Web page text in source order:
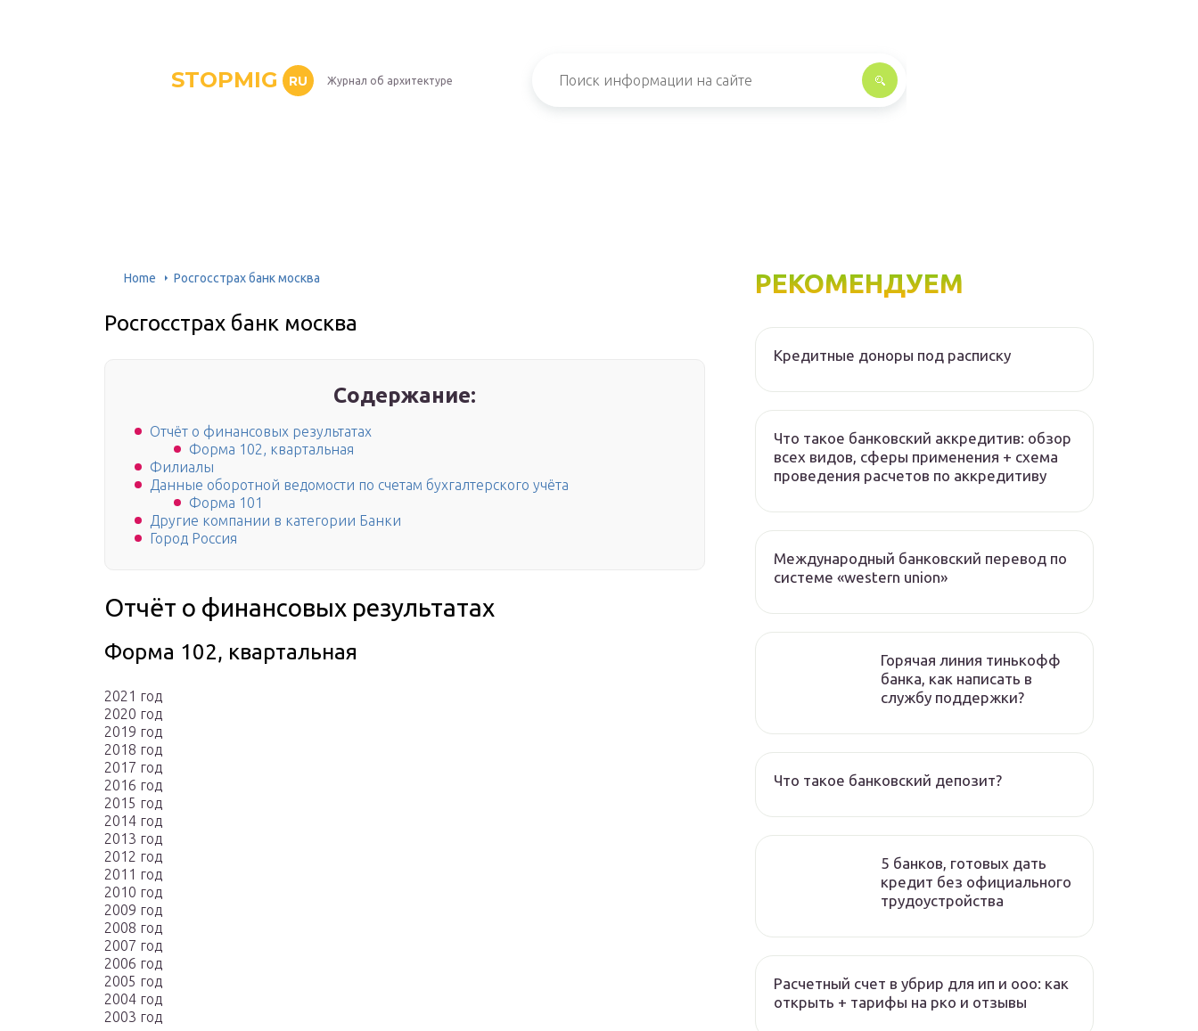
STOPMIG RU Журнал об архитектуре
Home Росгосстрах банк москва
Росгосстрах банк москва
Содержание:
Отчёт о финансовых результатах
Форма 102, квартальная
Филиалы
Данные оборотной ведомости по счетам бухгалтерского учёта
Форма 101
Другие компании в категории Банки
Город Россия
Отчёт о финансовых результатах
Форма 102, квартальная
2021 год
2020 год
2019 год
2018 год
2017 год
2016 год
2015 год
2014 год
2013 год
2012 год
2011 год
2010 год
2009 год
2008 год
2007 год
2006 год
2005 год
2004 год
2003 год
РЕКОМЕНДУЕМ
Кредитные доноры под расписку
Что такое банковский аккредитив: обзор
всех видов, сферы применения + схема
проведения расчетов по аккредитиву
Международный банковский перевод по
системе «western union»
Горячая линия тинькофф
банка, как написать в
службу поддержки?
Что такое банковский депозит?
5 банков, готовых дать
кредит без официального
трудоустройства
Расчетный счет в убрир для ип и ооо: как
открыть + тарифы на рко и отзывы